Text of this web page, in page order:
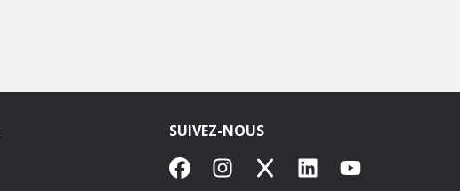
SUIVEZ-NOUS
FacebookInstagram
X LinkedInYouTube